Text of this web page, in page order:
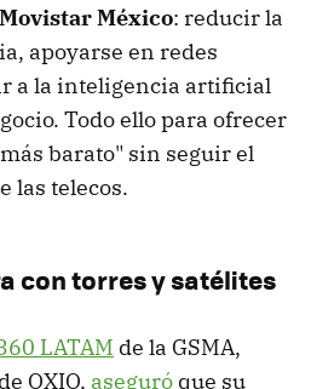
México: reducir la
apoyarse en redes
a la inteligencia artificial
Todo ello para ofrecer
barato" sin seguir el
las telecos.
con torres y satélites
LATAM de la GSMA,
OXIO, aseguró que su